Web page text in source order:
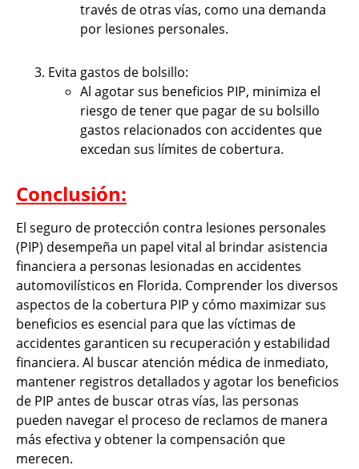
través de otras vías, como una demanda
por lesiones personales.
Evita gastos de bolsillo:
Al agotar sus beneficios PIP, minimiza el
riesgo de tener que pagar de su bolsillo
gastos relacionados con accidentes que
excedan sus límites de cobertura.
Conclusión:
El seguro de protección contra lesiones personales
(PIP) desempeña un papel vital al brindar asistencia
financiera a personas lesionadas en accidentes
automovilísticos en Florida. Comprender los diversos
aspectos de la cobertura PIP y cómo maximizar sus
beneficios es esencial para que las víctimas de
accidentes garanticen su recuperación y estabilidad
financiera. Al buscar atención médica de inmediato,
mantener registros detallados y agotar los beneficios
de PIP antes de buscar otras vías, las personas
pueden navegar el proceso de reclamos de manera
más efectiva y obtener la compensación que
merecen.